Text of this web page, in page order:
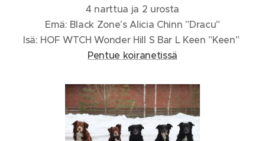
4 narttua ja 2 urosta
Emä: Black Zone's Alicia Chinn "Dracu"
Isä: HOF WTCH Wonder Hill S Bar L Keen "Keen"
Pentue koiranetissä